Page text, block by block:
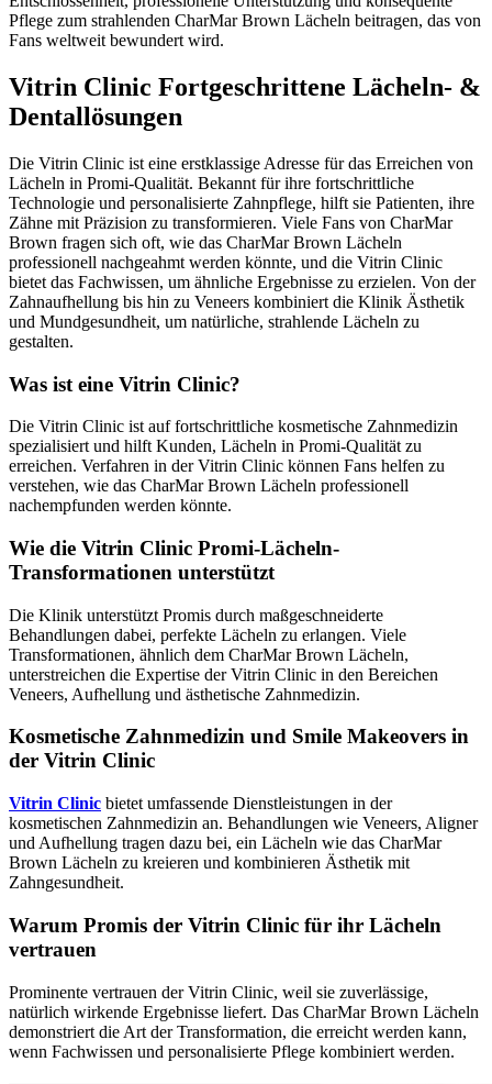
Pflege zum strahlenden CharMar Brown Lächeln beitragen, das von
Fans weltweit bewundert wird.
Vitrin Clinic Fortgeschrittene Lächeln- &
Dentallösungen
Die Vitrin Clinic ist eine erstklassige Adresse für das Erreichen von
Lächeln in Promi-Qualität. Bekannt für ihre fortschrittliche
Technologie und personalisierte Zahnpflege, hilft sie Patienten, ihre
Zähne mit Präzision zu transformieren. Viele Fans von CharMar
Brown fragen sich oft, wie das CharMar Brown Lächeln
professionell nachgeahmt werden könnte, und die Vitrin Clinic
bietet das Fachwissen, um ähnliche Ergebnisse zu erzielen. Von der
Zahnaufhellung bis hin zu Veneers kombiniert die Klinik Ästhetik
und Mundgesundheit, um natürliche, strahlende Lächeln zu
gestalten.
Was ist eine Vitrin Clinic?
Die Vitrin Clinic ist auf fortschrittliche kosmetische Zahnmedizin
spezialisiert und hilft Kunden, Lächeln in Promi-Qualität zu
erreichen. Verfahren in der Vitrin Clinic können Fans helfen zu
verstehen, wie das CharMar Brown Lächeln professionell
nachempfunden werden könnte.
Wie die Vitrin Clinic Promi-Lächeln-
Transformationen unterstützt
Die Klinik unterstützt Promis durch maßgeschneiderte
Behandlungen dabei, perfekte Lächeln zu erlangen. Viele
Transformationen, ähnlich dem CharMar Brown Lächeln,
unterstreichen die Expertise der Vitrin Clinic in den Bereichen
Veneers, Aufhellung und ästhetische Zahnmedizin.
Kosmetische Zahnmedizin und Smile Makeovers in
der Vitrin Clinic
Vitrin Clinic bietet umfassende Dienstleistungen in der
kosmetischen Zahnmedizin an. Behandlungen wie Veneers, Aligner
und Aufhellung tragen dazu bei, ein Lächeln wie das CharMar
Brown Lächeln zu kreieren und kombinieren Ästhetik mit
Zahngesundheit.
Warum Promis der Vitrin Clinic für ihr Lächeln
vertrauen
Prominente vertrauen der Vitrin Clinic, weil sie zuverlässige,
natürlich wirkende Ergebnisse liefert. Das CharMar Brown Lächeln
demonstriert die Art der Transformation, die erreicht werden kann,
wenn Fachwissen und personalisierte Pflege kombiniert werden.